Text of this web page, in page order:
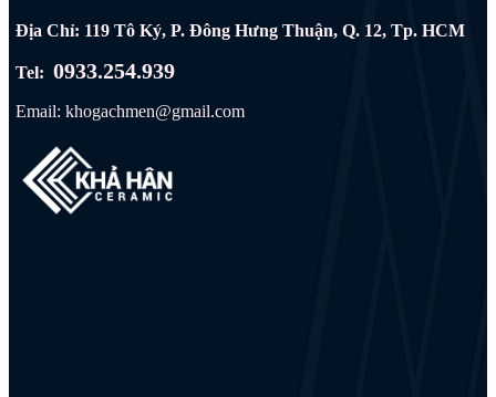
Địa Chỉ: 119 Tô Ký, P. Đông Hưng Thuận, Q. 12, Tp. HCM
Tel:0933.254.939
Email: khogachmen@gmail.com